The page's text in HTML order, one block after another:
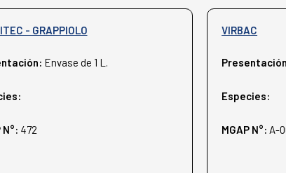
- GRAPPIOLO
Envase de 1 L.
N°: 472
VIRBAC
Especies:
MGAP N°: A-